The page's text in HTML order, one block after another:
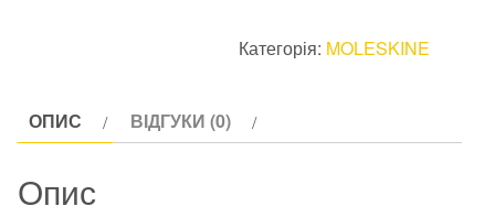
Категорія: MOLESKINE
ОПИС ВІДГУКИ (0)
Опис